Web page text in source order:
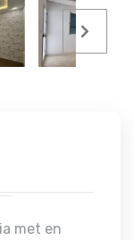
met en